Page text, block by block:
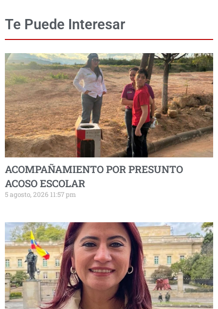
Te Puede Interesar
ACOMPAÑAMIENTO POR PRESUNTO
ACOSO ESCOLAR
5 agosto, 2026 11:57 pm